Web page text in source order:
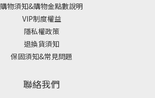
購物須知&購物金點數說明
VIP制度權益
隱私權政策
退換貨須知
保固須知&常見問題
聯絡我們